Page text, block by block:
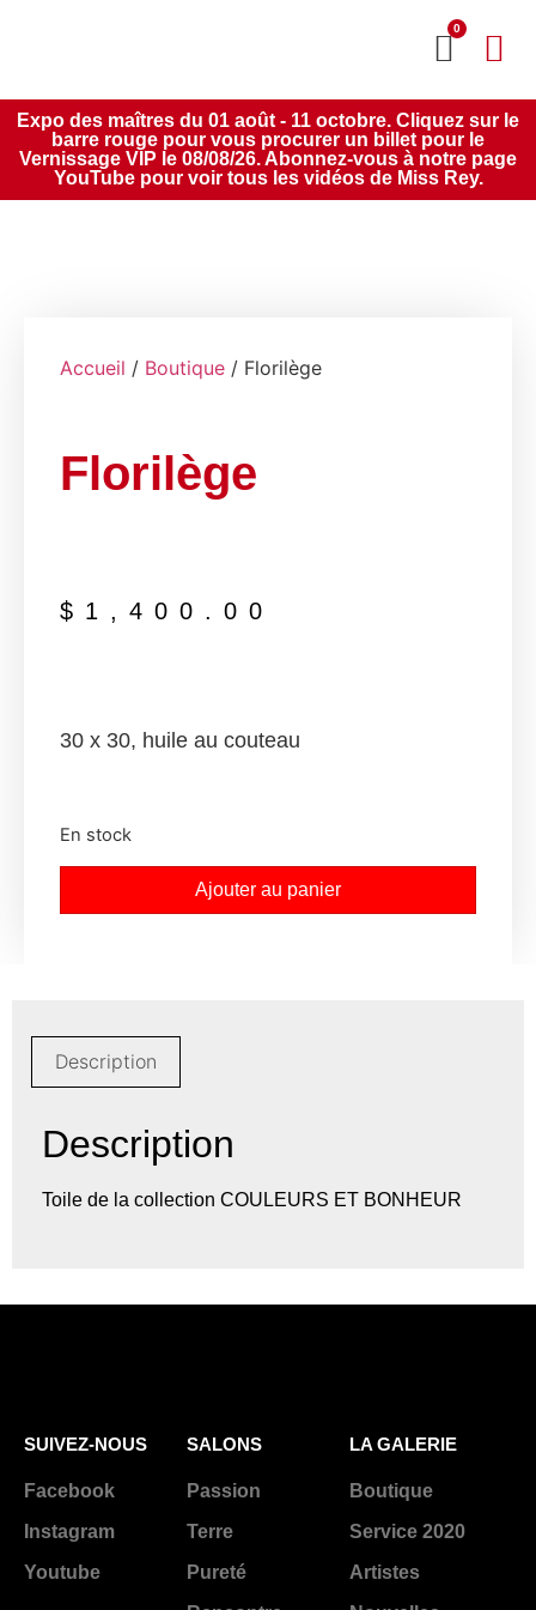
0
Expo des maîtres du 01 août - 11 octobre. Cliquez sur le
barre rouge pour vous procurer un billet pour le
Vernissage VIP le 08/08/26. Abonnez-vous à notre page
YouTube pour voir tous les vidéos de Miss Rey.
Accueil / Boutique / Florilège
Florilège
$ 1,400.00
30 x 30, huile au couteau
En stock
Ajouter au panier
Description
Description
Toile de la collection COULEURS ET BONHEUR
SUIVEZ-NOUS
Facebook
Instagram
Youtube
SALONS
Passion
Terre
Pureté
LA GALERIE
Boutique
Service 2020
Artistes